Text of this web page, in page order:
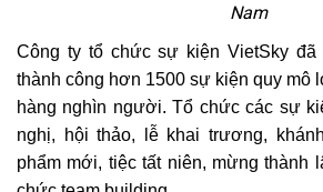
Nam
Công ty tổ chức sự kiện VietSky
thành công hơn 1500 sự kiện quy mô
hàng nghìn người. Tổ chức các sự
nghị, hội thảo, lễ khai trương,
phẩm mới, tiệc tất niên, mừng thành